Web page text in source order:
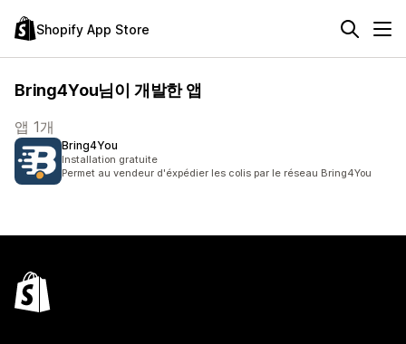
Shopify App Store
Bring4You님이 개발한 앱
앱 1개
Bring4You
Installation gratuite
Permet au vendeur d'éxpédier les colis par le réseau Bring4You